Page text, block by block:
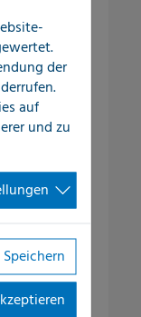
der
auf
und zu
Speichern